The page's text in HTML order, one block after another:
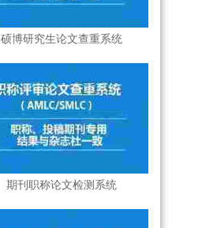
硕博研究生论文查重系统
期刊职称论文检测系统